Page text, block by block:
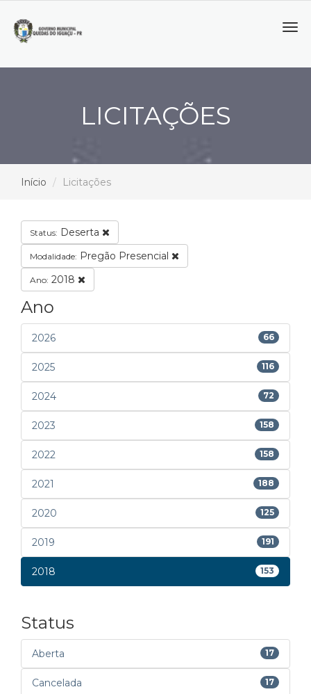
LICITAÇÕES
Início Licitações
Status: Deserta
Modalidade: Pregão Presencial
Ano: 2018
Ano
2026 66
2025 116
2024 72
2023 158
2022 158
2021 188
2020 125
2019 191
2018 153
Status
Aberta 17
Cancelada 17